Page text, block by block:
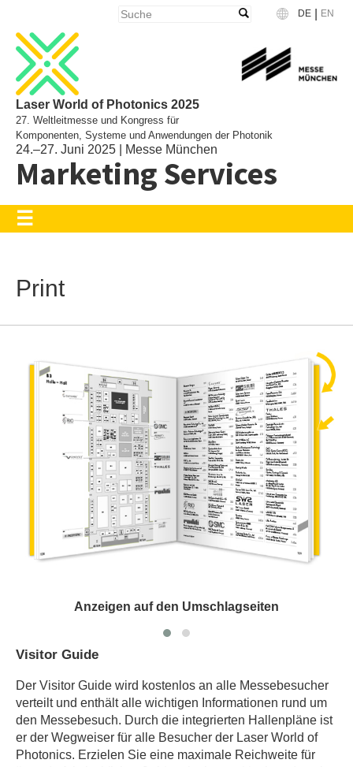
DE EN
Laser World of Photonics 2025
27. Weltleitmesse und Kongress für
Komponenten, Systeme und Anwendungen der Photonik
24.–27. Juni 2025 | Messe München
Marketing Services
Print
Anzeigen auf den Umschlagseiten
Visitor Guide
Der Visitor Guide wird kostenlos an alle Messebesucher
verteilt und enthält alle wichtigen Informationen rund um
den Messebesuch. Durch die integrierten Hallenpläne ist
er der Wegweiser für alle Besucher der Laser World of
Photonics. Erzielen Sie eine maximale Reichweite für